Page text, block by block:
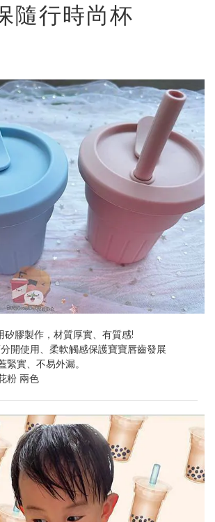
隨行時尚杯
膠製作，材質厚實、有質感!
開使用、柔軟觸感保護寶寶唇齒發展
緊實、不易外漏。
粉 兩色